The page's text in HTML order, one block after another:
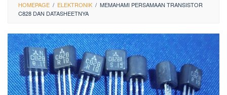
HOMEPAGE / ELEKTRONIK / MEMAHAMI PERSAMAAN TRANSISTOR
C828 DAN DATASHEETNYA